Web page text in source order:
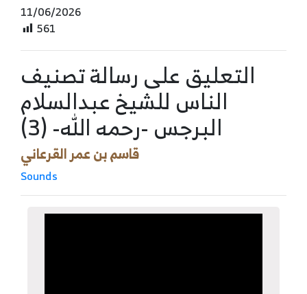
11/06/2026
561
التعليق على رسالة تصنيف
الناس للشيخ عبدالسلام
البرجس -رحمه الله- (3)
قاسم بن عمر القرعاني
Sounds